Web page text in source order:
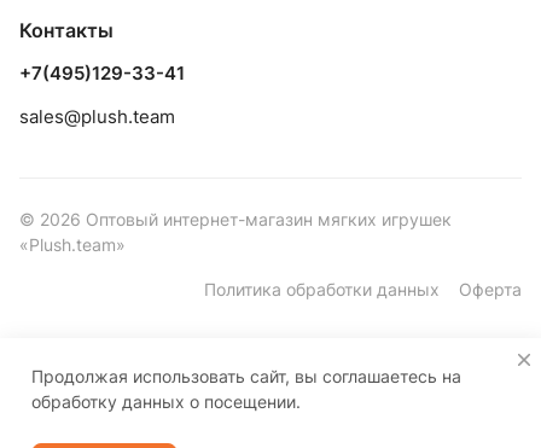
Контакты
+7(495)129-33-41
sales@plush.team
© 2026 Оптовый интернет-магазин мягких игрушек
«Plush.team»
Политика обработки данных Оферта
Продолжая использовать сайт, вы соглашаетесь на
обработку данных о посещении.